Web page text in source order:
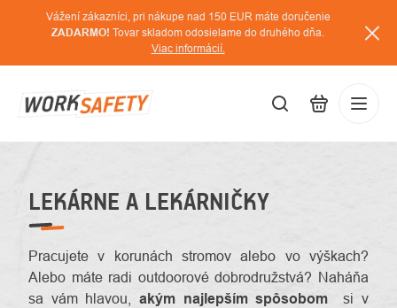
Vážení zákazníci, pri nákupe nad 150 EUR máte doručenie
ZADARMO! Tovar skladom odosielame do druhého dňa.
Viac informácií.
/
LEKÁRNE A LEKÁRNIČKY
Pracujete v korunách stromov alebo vo výškach?
Alebo máte radi outdoorové dobrodružstvá? Naháňa
sa vám hlavou, akým najlepším spôsobom
si v